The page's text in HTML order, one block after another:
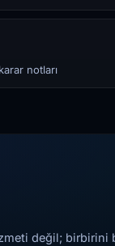
notları
değil; birbirini